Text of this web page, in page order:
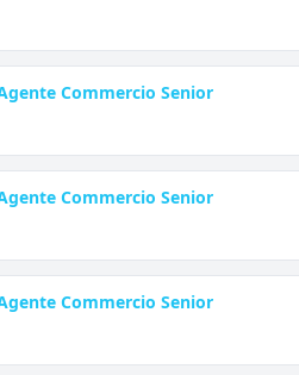
Commercio Senior
Commercio Senior
Commercio Senior